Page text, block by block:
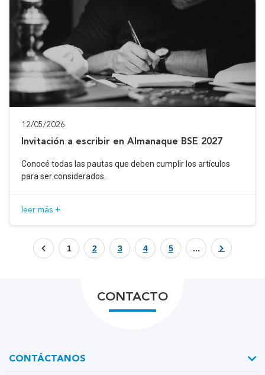
12/05/2026
Invitación a escribir en Almanaque BSE 2027
Conocé todas las pautas que deben cumplir los artículos
para ser considerados.
leer más +
1 2 3 4 5 ...
CONTACTO
CONTÁCTANOS